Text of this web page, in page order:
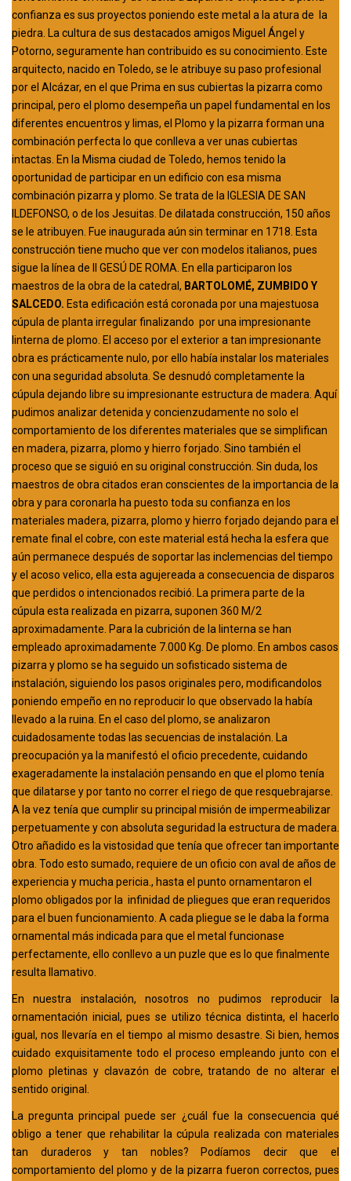
confianza es sus proyectos poniendo este metal a la atura de la
piedra. La cultura de sus destacados amigos Miguel Ángel y
Potorno, seguramente han contribuido es su conocimiento. Este
arquitecto, nacido en Toledo, se le atribuye su paso profesional
por el Alcázar, en el que Prima en sus cubiertas la pizarra como
principal, pero el plomo desempeña un papel fundamental en los
diferentes encuentros y limas, el Plomo y la pizarra forman una
combinación perfecta lo que conlleva a ver unas cubiertas
intactas. En la Misma ciudad de Toledo, hemos tenido la
oportunidad de participar en un edificio con esa misma
combinación pizarra y plomo. Se trata de la IGLESIA DE SAN
ILDEFONSO, o de los Jesuitas. De dilatada construcción, 150 años
se le atribuyen. Fue inaugurada aún sin terminar en 1718. Esta
construcción tiene mucho que ver con modelos italianos, pues
sigue la línea de II GESÚ DE ROMA. En ella participaron los
maestros de la obra de la catedral, BARTOLOMÉ, ZUMBIDO Y
SALCEDO. Esta edificación está coronada por una majestuosa
cúpula de planta irregular finalizando por una impresionante
linterna de plomo. El acceso por el exterior a tan impresionante
obra es prácticamente nulo, por ello había instalar los materiales
con una seguridad absoluta. Se desnudó completamente la
cúpula dejando libre su impresionante estructura de madera. Aquí
pudimos analizar detenida y concienzudamente no solo el
comportamiento de los diferentes materiales que se simplifican
en madera, pizarra, plomo y hierro forjado. Sino también el
proceso que se siguió en su original construcción. Sin duda, los
maestros de obra citados eran conscientes de la importancia de la
obra y para coronarla ha puesto toda su confianza en los
materiales madera, pizarra, plomo y hierro forjado dejando para el
remate final el cobre, con este material está hecha la esfera que
aún permanece después de soportar las inclemencias del tiempo
y el acoso velico, ella esta agujereada a consecuencia de disparos
que perdidos o intencionados recibió. La primera parte de la
cúpula esta realizada en pizarra, suponen 360 M/2
aproximadamente. Para la cubrición de la linterna se han
empleado aproximadamente 7.000 Kg. De plomo. En ambos casos
pizarra y plomo se ha seguido un sofisticado sistema de
instalación, siguiendo los pasos originales pero, modificandolos
poniendo empeño en no reproducir lo que observado la había
llevado a la ruina. En el caso del plomo, se analizaron
cuidadosamente todas las secuencias de instalación. La
preocupación ya la manifestó el oficio precedente, cuidando
exageradamente la instalación pensando en que el plomo tenía
que dilatarse y por tanto no correr el riego de que resquebrajarse.
A la vez tenía que cumplir su principal misión de impermeabilizar
perpetuamente y con absoluta seguridad la estructura de madera.
Otro añadido es la vistosidad que tenía que ofrecer tan importante
obra. Todo esto sumado, requiere de un oficio con aval de años de
experiencia y mucha pericia., hasta el punto ornamentaron el
plomo obligados por la infinidad de pliegues que eran requeridos
para el buen funcionamiento. A cada pliegue se le daba la forma
ornamental más indicada para que el metal funcionase
perfectamente, ello conllevo a un puzle que es lo que finalmente
resulta llamativo.
En nuestra instalación, nosotros no pudimos reproducir la
ornamentación inicial, pues se utilizo técnica distinta, el hacerlo
igual, nos llevaría en el tiempo al mismo desastre. Si bien, hemos
cuidado exquisitamente todo el proceso empleando junto con el
plomo pletinas y clavazón de cobre, tratando de no alterar el
sentido original.
La pregunta principal puede ser ¿cuál fue la consecuencia qué
obligo a tener que rehabilitar la cúpula realizada con materiales
tan duraderos y tan nobles? Podíamos decir que el
comportamiento del plomo y de la pizarra fueron correctos, pues